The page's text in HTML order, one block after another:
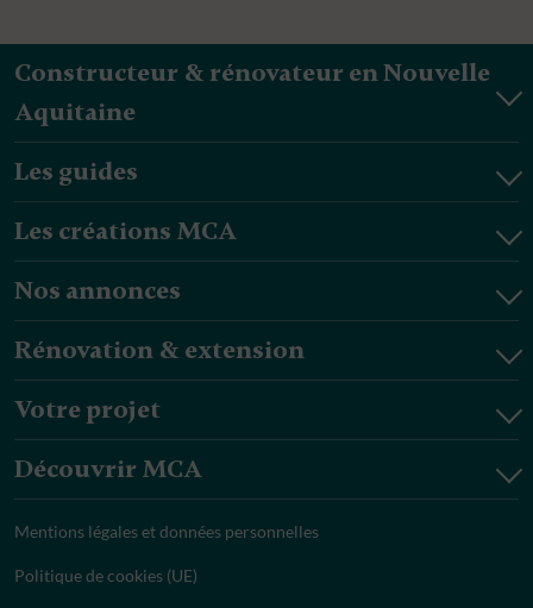
Constructeur & rénovateur en Nouvelle
Aquitaine
Les guides
Les créations MCA
Nos annonces
Rénovation & extension
Votre projet
Découvrir MCA
Mentions légales et données personnelles
Politique de cookies (UE)